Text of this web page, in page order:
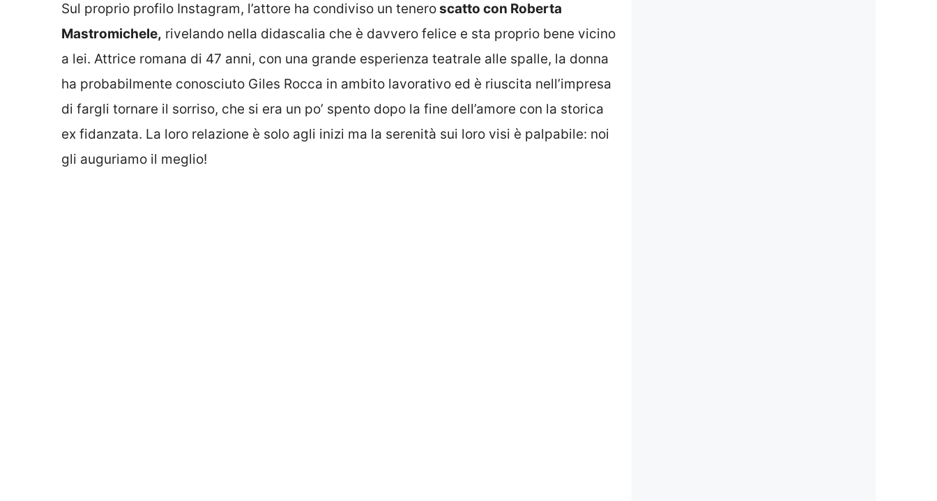
Sul proprio profilo Instagram, l’attore ha condiviso un teneroscatto con Roberta
Mastromichele, rivelando nella didascalia che è davvero felice e sta proprio bene vicino
a lei. Attrice romana di 47 anni, con una grande esperienza teatrale alle spalle, la donna
ha probabilmente conosciuto Giles Rocca in ambito lavorativo ed è riuscita nell’impresa
di fargli tornare il sorriso, che si era un po’ spento dopo la fine dell’amore con la storica
ex fidanzata. La loro relazione è solo agli inizi ma la serenità sui loro visi è palpabile: noi
gli auguriamo il meglio!